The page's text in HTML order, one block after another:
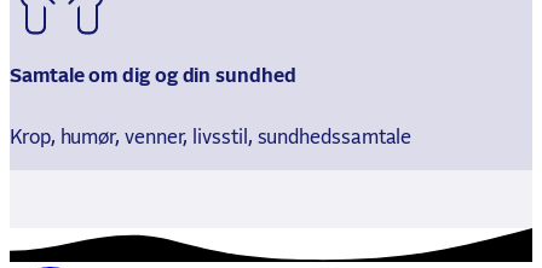
Samtale om dig og din sundhed
Krop, humør, venner, livsstil, sundhedssamtale